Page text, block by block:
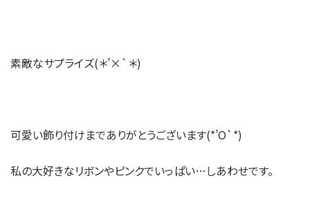
素敵なサプライズ(＊’×`＊)
可愛い飾り付けまでありがとうございます(*’O`*)
私の大好きなリボンやピンクでいっぱい…しあわせです。